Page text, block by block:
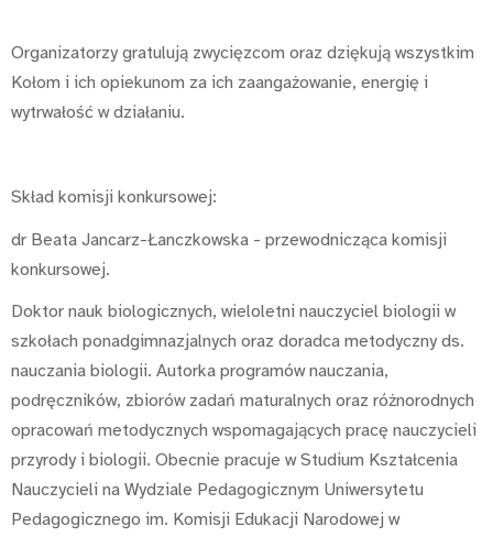
Organizatorzy gratulują zwycięzcom oraz dziękują wszystkim
Kołom i ich opiekunom za ich zaangażowanie, energię i
wytrwałość w działaniu.
Skład komisji konkursowej:
dr Beata Jancarz-Łanczkowska - przewodnicząca komisji
konkursowej.
Doktor nauk biologicznych, wieloletni nauczyciel biologii w
szkołach ponadgimnazjalnych oraz doradca metodyczny ds.
nauczania biologii. Autorka programów nauczania,
podręczników, zbiorów zadań maturalnych oraz różnorodnych
opracowań metodycznych wspomagających pracę nauczycieli
przyrody i biologii. Obecnie pracuje w Studium Kształcenia
Nauczycieli na Wydziale Pedagogicznym Uniwersytetu
Pedagogicznego im. Komisji Edukacji Narodowej w